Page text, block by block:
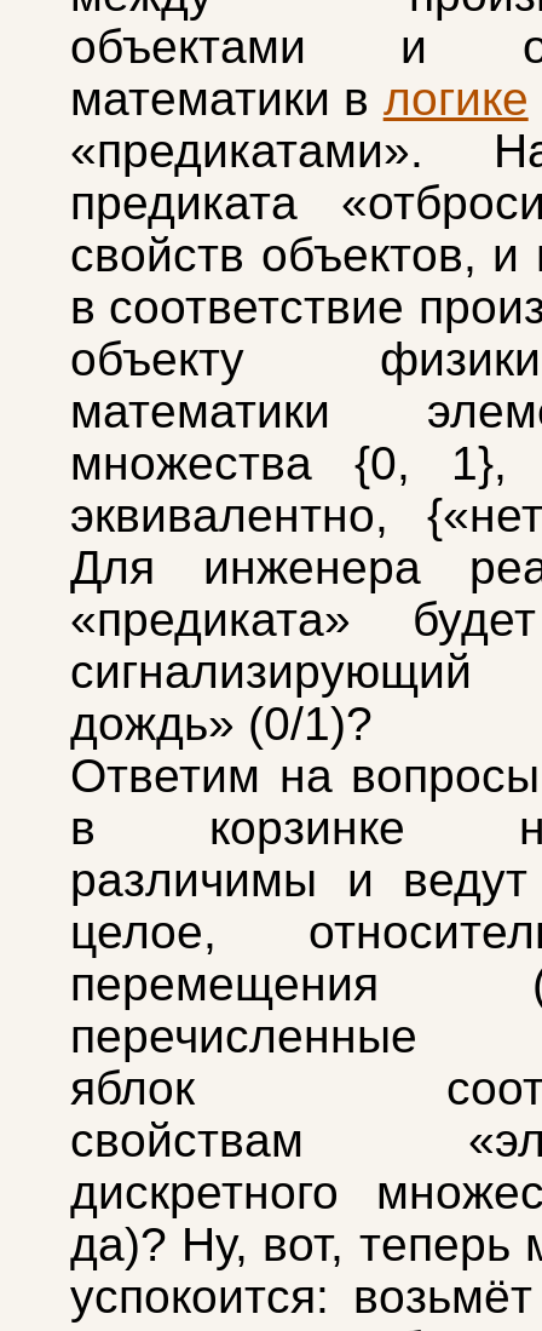
объектами и
математики в логике
«предикатами».
предиката
свойств объектов, и
в соответствие
объекту
математики
множества {0, 1},
эквивалентно,
Для инженера
«предиката»
дождь» (0/1)?
Ответим на
в корзинке
различимы и
целое,
перемещения
перечисленные
яблок
свойствам
дискретного
да)? Ну, вот, теперь
успокоится: